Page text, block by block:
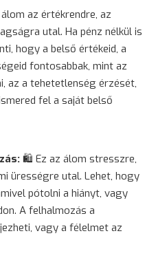
az értékrendre, az
utal. Ha pénz nélkül is
hogy a belső értékeid, a
fontosabbak, mint az
az a tehetetlenség érzését,
fel a saját belső
🛍️ Ez az álom stresszre,
ürességre utal. Lehet, hogy
pótolni a hiányt, vagy
A felhalmozás a
vagy a félelmet az